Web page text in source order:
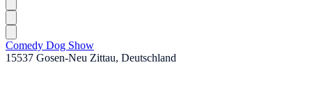
Comedy Dog Show
15537 Gosen-Neu Zittau, Deutschland